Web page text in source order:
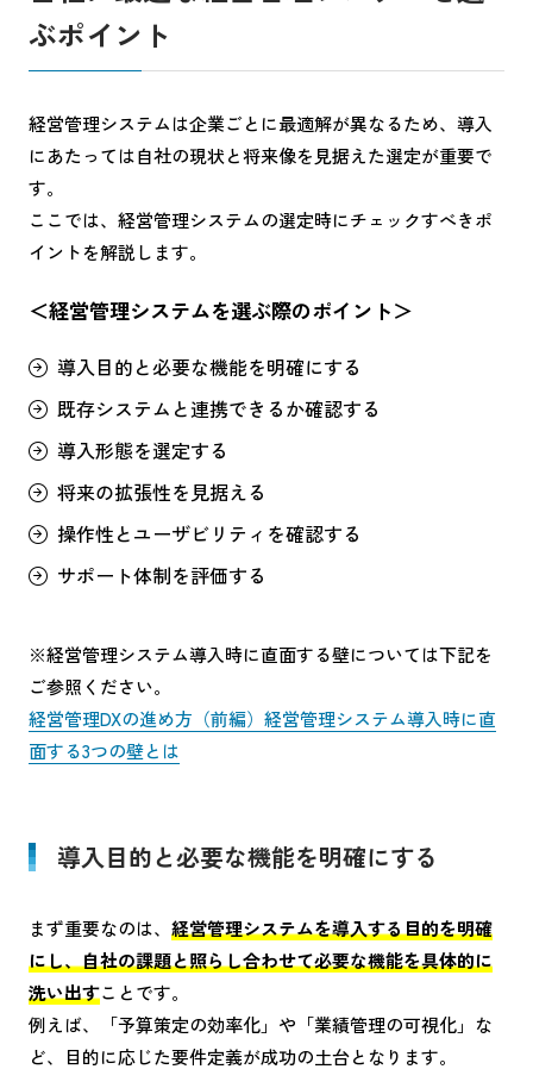
ぶポイント
経営管理システムは企業ごとに最適解が異なるため、導入
にあたっては自社の現状と将来像を見据えた選定が重要で
す。
ここでは、経営管理システムの選定時にチェックすべきポ
イントを解説します。
＜経営管理システムを選ぶ際のポイント＞
導入目的と必要な機能を明確にする
既存システムと連携できるか確認する
導入形態を選定する
将来の拡張性を見据える
操作性とユーザビリティを確認する
サポート体制を評価する
※経営管理システム導入時に直面する壁については下記を
ご参照ください。
経営管理DXの進め方（前編）経営管理システム導入時に直
面する3つの壁とは
導入目的と必要な機能を明確にする
まず重要なのは、 経営管理システムを導入する目的を明確
にし、自社の課題と照らし合わせて必要な機能を具体的に
洗い出すことです。
例えば、「予算策定の効率化」や「業績管理の可視化」な
ど、目的に応じた要件定義が成功の土台となります。